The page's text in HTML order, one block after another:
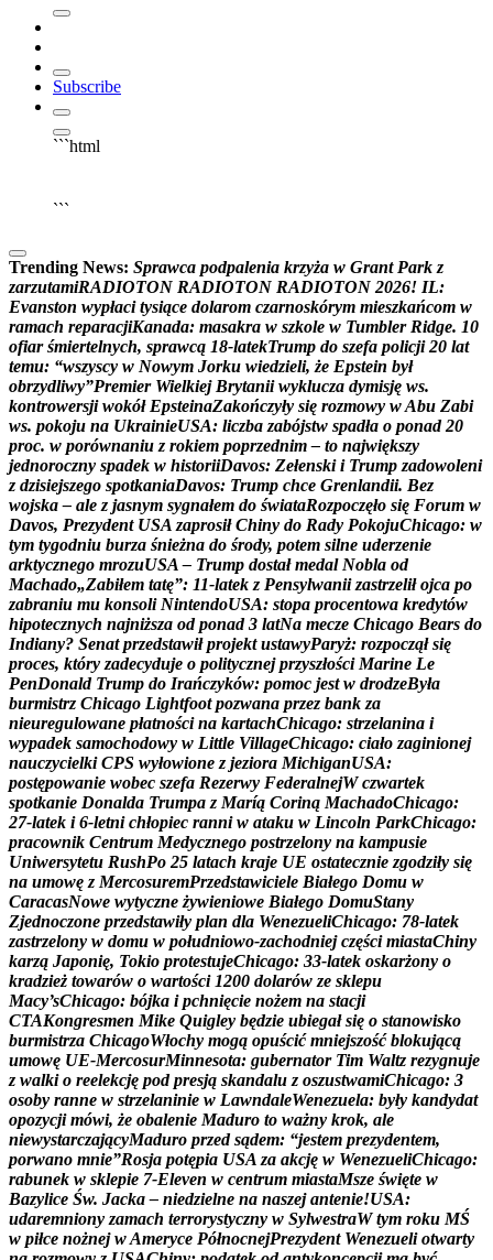
Subscribe
```html
```
Trending News: Sprawca podpalenia krzyża w Grant Park z
zarzutamiRADIOTON RADIOTON RADIOTON 2026! IL:
Evanston wypłaci tysiące dolarom czarnoskórym mieszkańcom w
ramach reparacjiKanada: masakra w szkole w Tumbler Ridge. 10
ofiar śmiertelnych, sprawcą 18-latekTrump do szefa policji 20 lat
temu: “wszyscy w Nowym Jorku wiedzieli, że Epstein był
obrzydliwy”Premier Wielkiej Brytanii wyklucza dymisję ws.
kontrowersji wokół EpsteinaZakończyły się rozmowy wAbu Zabi
ws. pokoju na UkrainieUSA: liczba zabójstw spadła o ponad 20
proc. w porównaniu z rokiem poprzednim – to największy
jednoroczny spadek w historiiDavos: Zełenski i Trump zadowoleni
z dzisiejszego spotkaniaDavos: Trump chce Grenlandii. Bez
wojska – ale z jasnym sygnałem do świataRozpoczęło się Forum w
Davos, Prezydent USA zaprosił Chiny do Rady PokojuChicago: w
tym tygodniu burza śnieżna do środy, potem silne uderzenie
arktycznego mrozuUSA – Trump dostał medal Nobla od
Machado„Zabiłem tatę”: 11-latek z Pensylwanii zastrzelił ojca po
zabraniu mu konsoli NintendoUSA: stopa procentowa kredytów
hipotecznych najniższa od ponad 3 latNa mecze Chicago Bears do
Indiany? Senat przedstawił projekt ustawyParyż: rozpoczął się
proces, który zadecyduje o politycznej przyszłości Marine Le
PenDonald Trump do Irańczyków: pomoc jest w drodzeByła
burmistrz Chicago Lightfoot pozwana przez bank za
nieuregulowane płatności na kartachChicago: strzelanina i
wypadek samochodowy w Little VillageChicago: ciało zaginionej
nauczycielki CPS wyłowione z jeziora MichiganUSA:
postępowanie wobec szefa Rezerwy FederalnejW czwartek
spotkanie Donalda Trumpa z Maríą Coriną MachadoChicago:
27-latek i 6-letni chłopiec ranni w ataku w Lincoln ParkChicago:
pracownik Centrum Medycznego postrzelony na kampusie
Uniwersytetu RushPo 25 latach kraje UE ostatecznie zgodziły się
na umowę z MercosuremPrzedstawiciele Białego Domu w
CaracasNowe wytyczne żywieniowe Białego DomuStany
Zjednoczone przedstawiły plan dla WenezueliChicago: 78-latek
zastrzelony w domu w południowo-zachodniej części miastaChiny
karzą Japonię, Tokio protestujeChicago: 33-latek oskarżony o
kradzież towarów o wartości 1200 dolarów ze sklepu
Macy’sChicago: bójka i pchnięcie nożem na stacji
CTAKongresmen Mike Quigley będzie ubiegał się o stanowisko
burmistrza ChicagoWłochy mogą opuścić mniejszość blokującą
umowę UE-MercosurMinnesota: gubernator Tim Waltz rezygnuje
z walki o reelekcję pod presją skandalu z oszustwamiChicago: 3
osoby ranne w strzelaninie w LawndaleWenezuela: były kandydat
opozycji mówi, że obalenie Maduro to ważny krok, ale
niewystarczającyMaduro przed sądem: “jestem prezydentem,
porwano mnie”Rosja potępia USA za akcję w WenezueliChicago:
rabunek w sklepie 7-Eleven w centrum miastaMsze święte w
Bazylice Św. Jacka – niedzielne na naszej antenie!USA:
udaremniony zamach terrorystyczny w SylwestraW tym roku MŚ
w piłce nożnej wAmeryce PółnocnejPrezydent Wenezueli otwarty